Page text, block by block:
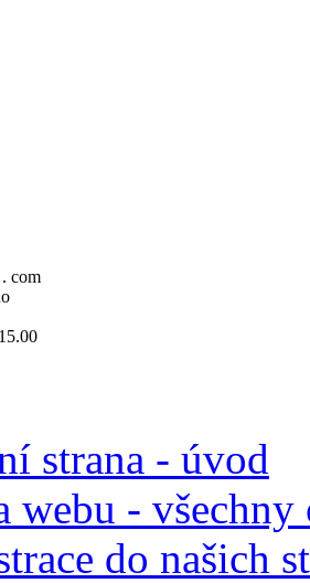
com
strana - úvod
webu - všechny
do našich